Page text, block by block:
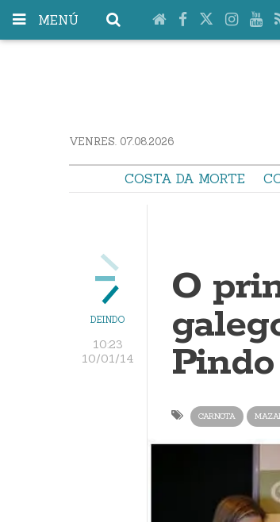
MENÚ
VENRES. 07.08.2026
COSTA DA MORTE
DEINDO
10:23
10/01/14
O
Pindo
CARNOTA